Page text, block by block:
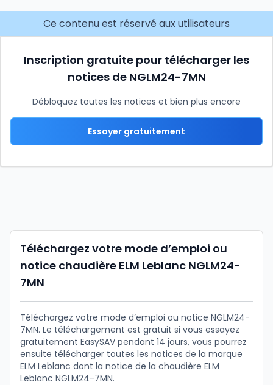
Ce contenu est réservé aux utilisateurs
Inscription gratuite pour télécharger les
notices de NGLM24-7MN
Débloquez toutes les notices et bien plus encore
Essayer gratuitement
Téléchargez votre mode d’emploi ou
notice chaudière ELM Leblanc NGLM24-
7MN
Téléchargez votre mode d’emploi ou notice NGLM24-
7MN. Le téléchargement est gratuit si vous essayez
gratuitement EasySAV pendant 14 jours, vous pourrez
ensuite télécharger toutes les notices de la marque
ELM Leblanc dont la notice de la chaudière ELM
Leblanc NGLM24-7MN.